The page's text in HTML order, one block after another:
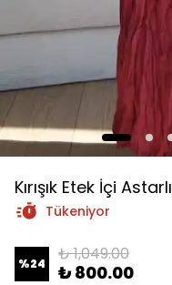
Kırışık Etek İçi Astarlı
Tükeniyor
%24 ₺ 1,049.00
₺ 800.00